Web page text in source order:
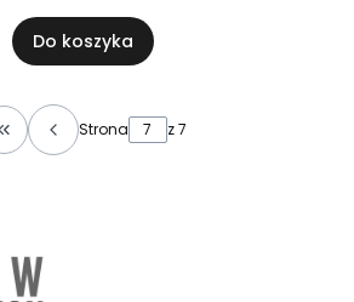
Do koszyka
Wróć do pierwszej strony z produktami
Strona z 7